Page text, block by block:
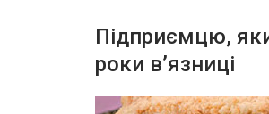
Підприємцю,
роки в’язниці